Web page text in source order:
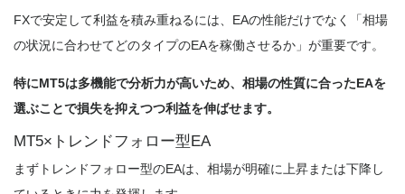
FXで安定して利益を積み重ねるには、EAの性能だけでなく「相場
の状況に合わせてどのタイプのEAを稼働させるか」が重要です。
特にMT5は多機能で分析力が高いため、相場の性質に合ったEAを
選ぶことで損失を抑えつつ利益を伸ばせます。
MT5×トレンドフォロー型EA
まずトレンドフォロー型のEAは、相場が明確に上昇または下降し